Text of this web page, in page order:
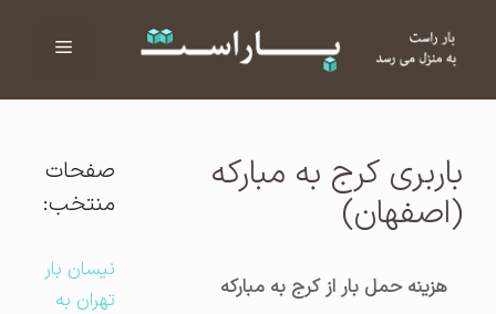
فهرست
باربری کرج به مبارکه
(اصفهان)
هزینه حمل بار از کرج به مبارکه
صفحات
منتخب:
نیسان بار
تهران به